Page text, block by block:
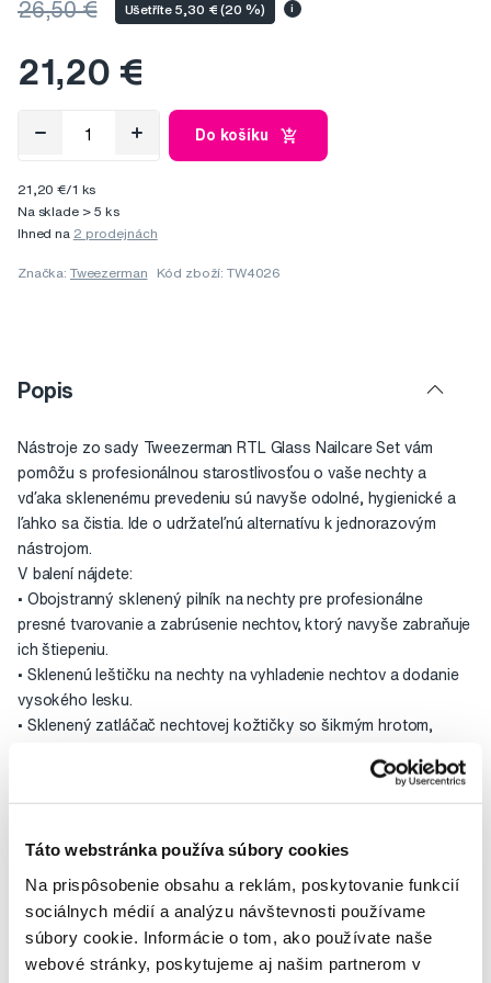
Táto webstránka používa súbory cookies
Na prispôsobenie obsahu a reklám, poskytovanie funkcií
sociálnych médií a analýzu návštevnosti používame
súbory cookie. Informácie o tom, ako používate naše
webové stránky, poskytujeme aj našim partnerom v
26,50 € Ušetříte 5,30 € (20 %) i
21,20 €
Do košíku
21,20 €/1 ks
Na sklade > 5 ks
Ihned na 2 prodejnách
Značka: Tweezerman Kód zboží: TW4026
Popis
Nástroje zo sady Tweezerman RTL Glass Nailcare Set vám
pomôžu s profesionálnou starostlivosťou o vaše nechty a
vďaka sklenenému prevedeniu sú navyše odolné, hygienické a
ľahko sa čistia. Ide o udržateľnú alternatívu k jednorazovým
nástrojom.
V balení nájdete:
• Obojstranný sklenený pilník na nechty pre profesionálne
presné tvarovanie a zabrúsenie nechtov, ktorý navyše zabraňuje
ich štiepeniu.
• Sklenenú leštičku na nechty na vyhladenie nechtov a dodanie
vysokého lesku.
• Sklenený zatláčač nechtovej kožtičky so šikmým hrotom,
špicatý koniec potom môžete použiť na vyčistenie nečistôt pod
nechtami bez toho, aby ste ich poškriabali.
Starostlivosť o nástroje:
Nástroje po každom použití vydezinfikujte vysokopercentným
alkoholom alebo peroxidom. S nástrojmi zaobchádzajte opatrne,